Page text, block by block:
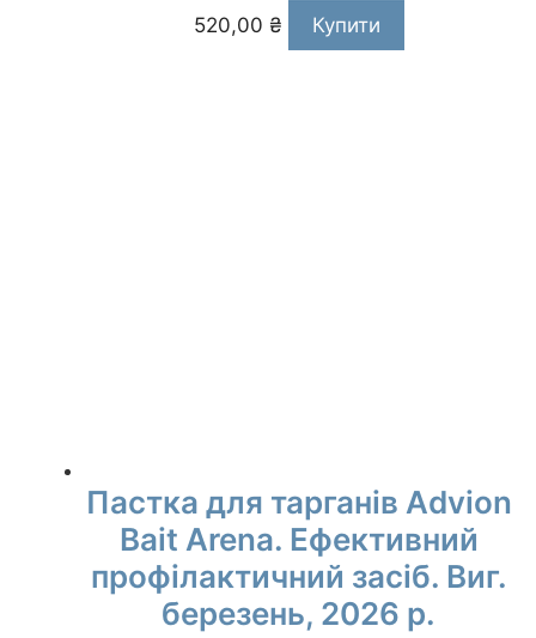
520,00 ₴ Купити
Пастка для тарганів Advion
Bait Arena. Ефективний
профілактичний засіб. Виг.
березень, 2026 р.